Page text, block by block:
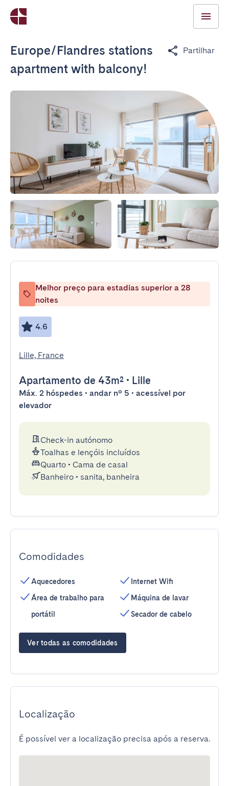
Europe/Flandres stations
apartment with balcony!
Partilhar
Melhor preço para estadias superior a 28
noites
4.6
Lille, France
Apartamento de 43m² • Lille
Máx. 2 hóspedes • andar nº 5 • acessível por
elevador
Check-in autónomo
Toalhas e lençóis incluídos
Quarto • Cama de casal
Banheiro • sanita, banheira
Comodidades
Aquecedores
Área de trabalho para
portátil
Internet Wifi
Máquina de lavar
Secador de cabelo
Ver todas as comodidades
Localização
É possível ver a localização precisa após a reserva.